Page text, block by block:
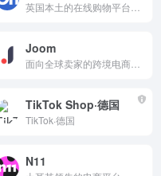
Joom
TikTok Shop·德国
TikTok·德国
N11